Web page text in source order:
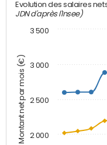
Montant net par mois (€)
Evolution des salaires
JDN d'après l'Insee)
2 000
2 500
3 000
3 500